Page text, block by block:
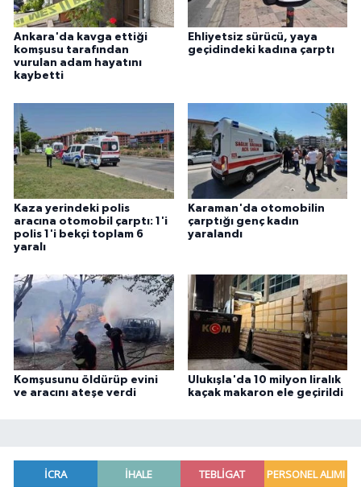
Ankara'da kavga ettiği
komşusu tarafından
vurulan adam hayatını
kaybetti
Ehliyetsiz sürücü, yaya
geçidindeki kadına çarptı
Kaza yerindeki polis
aracına otomobil çarptı: 1'i
polis 1'i bekçi toplam 6
yaralı
Karaman'da otomobilin
çarptığı genç kadın
yaralandı
Komşusunu öldürüp evini
ve aracını ateşe verdi
Ulukışla'da 10 milyon liralık
kaçak makaron ele geçirildi